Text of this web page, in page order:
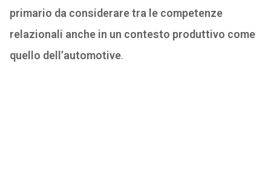
primario da considerare tra le competenze
relazionali anche in un contesto produttivo come
quello dell’automotive.